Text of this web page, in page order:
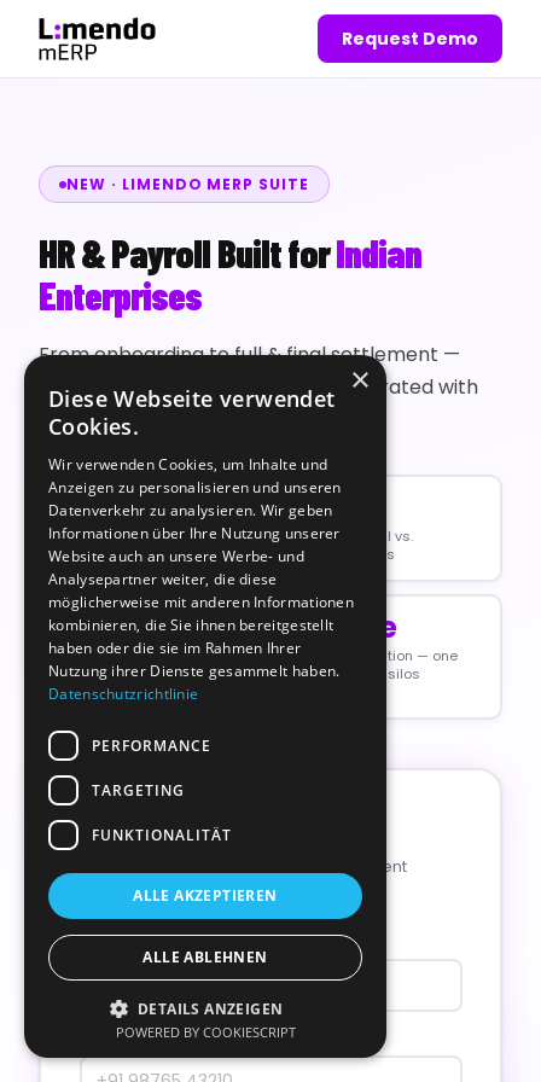
×
Diese Webseite verwendet
Cookies.
Wir verwenden Cookies, um Inhalte und
Anzeigen zu personalisieren und unseren
Datenverkehr zu analysieren. Wir geben
Informationen über Ihre Nutzung unserer
Website auch an unsere Werbe- und
Analysepartner weiter, die diese
möglicherweise mit anderen Informationen
kombinieren, die Sie ihnen bereitgestellt
haben oder die sie im Rahmen Ihrer
Nutzung ihrer Dienste gesammelt haben.
Datenschutzrichtlinie
PERFORMANCE
TARGETING
FUNKTIONALITÄT
ALLE AKZEPTIEREN
ALLE ABLEHNEN
DETAILS ANZEIGEN
POWERED BY COOKIESCRIPT